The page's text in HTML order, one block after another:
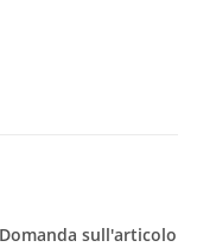
Domanda sull'articolo